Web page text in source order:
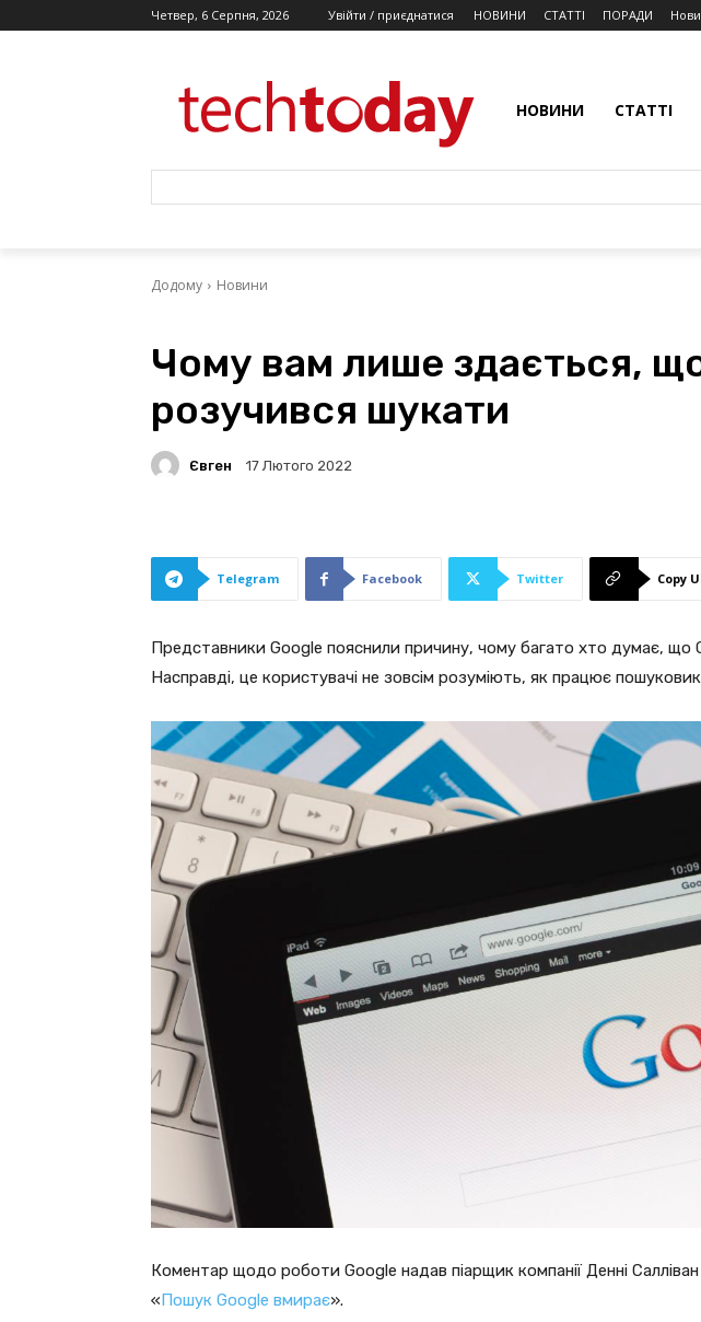
Четвер, 6 Серпня, 2026 Увійти / приєднатися НОВИНИ СТАТТІ ПОРАДИ
НОВИНИ СТАТТІ
Додому Новини
Чому вам лише здається,
розучився шукати
Євген 17 Лютого 2022
Telegram Facebook Twitter Copy
Представники Google пояснили причину, чому багато хто думає, що
Насправді, це користувачі не зовсім розуміють, як працює
Коментар щодо роботи Google надав піарщик компанії Денні
«Пошук Google вмирає».